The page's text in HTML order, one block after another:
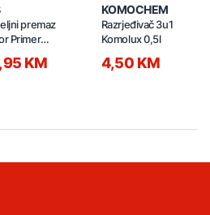
premaz
Primer
KM
KOMOCHEM
Razrjeđivač 3u1
Komolux 0,5l
4,50 KM